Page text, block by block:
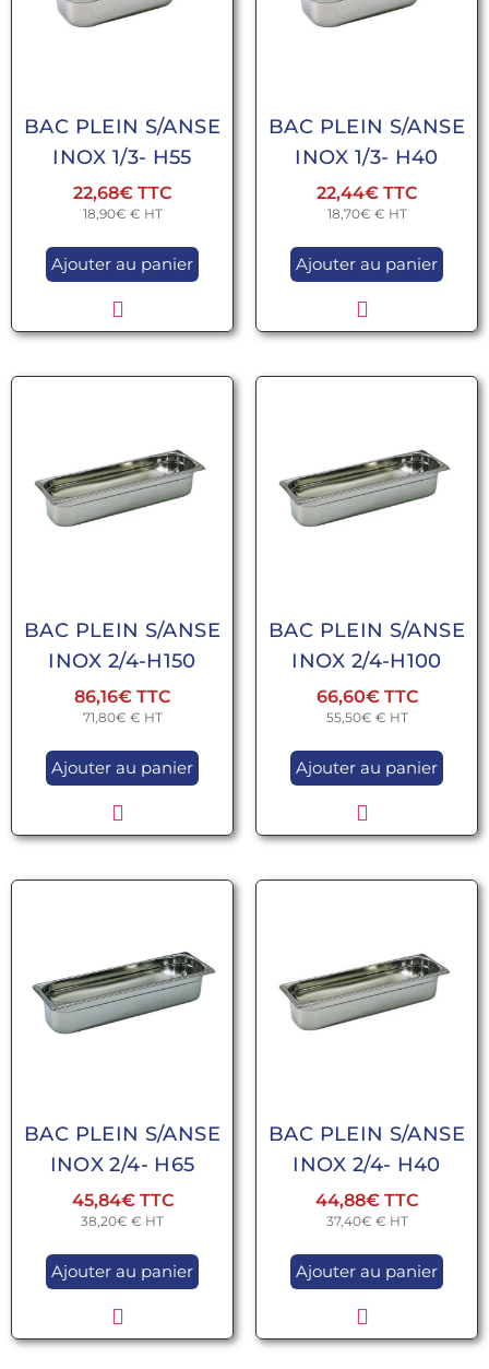
BAC PLEIN S/ANSE
INOX 1/3- H55
22,68€
18,90€ € HT
Ajouter au panier
BAC PLEIN S/ANSE
INOX 1/3- H40
22,44€
18,70€ € HT
Ajouter au panier
BAC PLEIN S/ANSE
INOX 2/4-H150
86,16€
71,80€ € HT
Ajouter au panier
BAC PLEIN S/ANSE
INOX 2/4-H100
66,60€
55,50€ € HT
Ajouter au panier
BAC PLEIN S/ANSE
INOX 2/4- H65
45,84€
38,20€ € HT
Ajouter au panier
BAC PLEIN S/ANSE
INOX 2/4- H40
44,88€
37,40€ € HT
Ajouter au panier